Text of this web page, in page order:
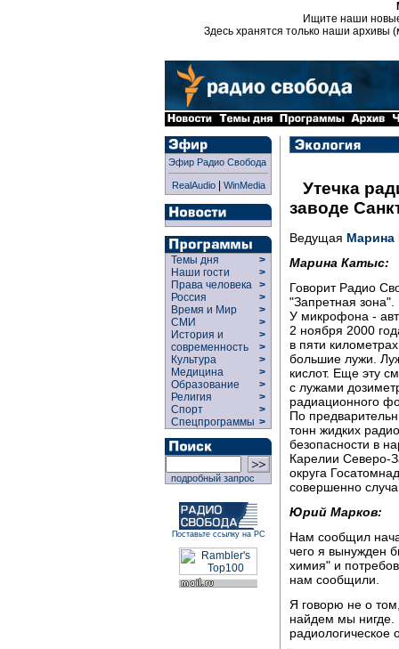
Ищите наши
Здесь хранятся только наши архивы
Эфир Радио Свобода
RealAudio| WinMedia
Темы дня
>
Наши гости
>
Права человека >
Россия
>
Время и Мир
>
СМИ
>
История и
современность
>
>
Культура
>
Медицина
>
Образование
>
Религия
>
Спорт
>
Спецпрограммы >
подробный запрос
Поставьте ссылку на РС
Утечка
заводе
Ведущая Марина
Марина Катыс:
Говорит Радио
"Запретная зона".
У микрофона -
2 ноября 2000
в пяти
большие лужи.
кислот. Еще эту
с лужами
радиационного
По
тонн жидких
безопасности в
Карелии Северо-
округа
совершенно
Юрий Марков:
Нам сообщил
чего я вынужден
химия" и
нам сообщили.
Я говорю не о
найдем мы нигде.